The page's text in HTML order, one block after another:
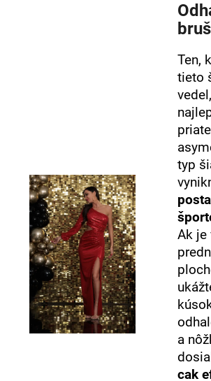
Ten,
tieto
typ
Ak je
a
cak